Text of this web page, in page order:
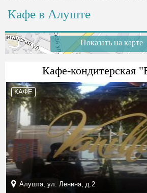
Кафе в Алуште
Показать на карте
Кафе-кондитерская
КАФЕ
Алушта, ул. Ленина, д.2